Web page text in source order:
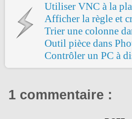
Utiliser VNC à la
Afficher la règle et
Trier une colonne
Outil pièce dans
Contrôler un PC à
1 commentaire :